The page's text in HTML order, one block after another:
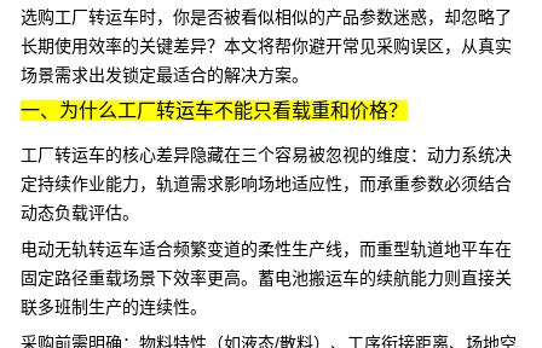
选购工厂转运车时，你是否被看似相似的产品参数迷惑，却忽略了
长期使用效率的关键差异？本文将帮你避开常见采购误区，从真实
场景需求出发锁定最适合的解决方案。
一、为什么工厂转运车不能只看载重和价格？
工厂转运车的核心差异隐藏在三个容易被忽视的维度：动力系统决
定持续作业能力，轨道需求影响场地适应性，而承重参数必须结合
动态负载评估。
电动无轨转运车适合频繁变道的柔性生产线，而重型轨道地平车在
固定路径重载场景下效率更高。 蓄电池搬运车的续航能力则直接关
联多班制生产的连续性。
采购前需明确：物料特性（如液态/散料）、工序衔接距离、场地空